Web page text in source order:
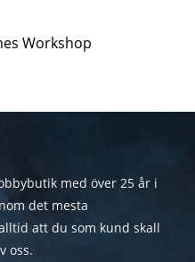
Workshop
med över 25 år i
det mesta
att du som kund skall
oss.